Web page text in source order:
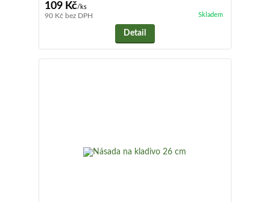
109 Kč/ks
90 Kč bez DPH Skladem
Detail